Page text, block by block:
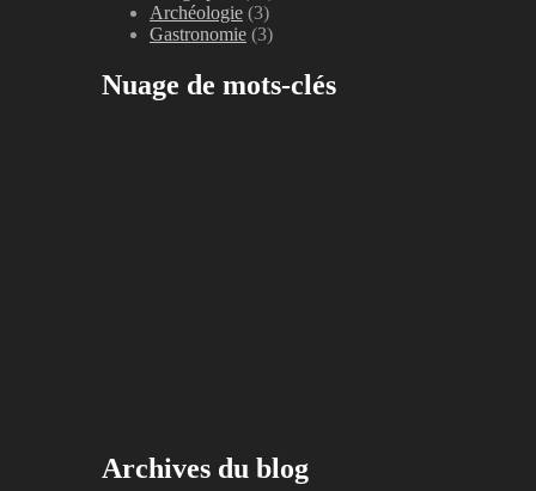
Archéologie (3)
Gastronomie (3)
Nuage de mots-clés
Archives du blog